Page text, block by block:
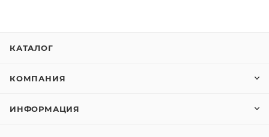
КАТАЛОГ
КОМПАНИЯ
ИНФОРМАЦИЯ